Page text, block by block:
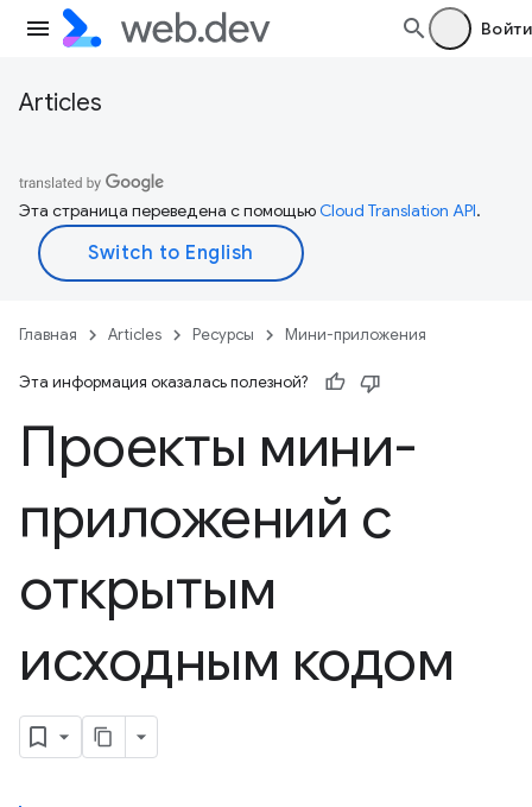
Войти
Articles
Эта страница переведена с помощьюCloud Translation API.
Главная Articles Ресурсы Мини-приложения
Эта информация оказалась полезной?
Проекты мини-
приложений с
открытым
исходным кодом